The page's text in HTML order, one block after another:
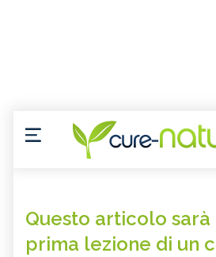
Questo articolo sarà
prima lezione di un